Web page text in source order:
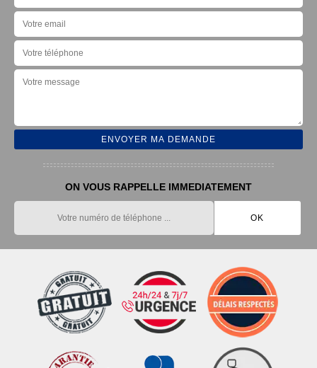
ON VOUS RAPPELLE IMMEDIATEMENT